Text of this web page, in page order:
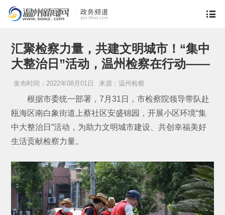
汇聚检察力量，共建文明城市！“集中
大整治日”活动，温州检察在行动——
发布时间：2022年08月01日 来源：温州检察
根据市委统一部署，7月31日，市检察院领导带队赴
瓯海区南白象街道上蔡社区安盛锦园，开展小区环境“集
中大整治日”活动，为助力文明城市建设、共创幸福美好
生活贡献检察力量。